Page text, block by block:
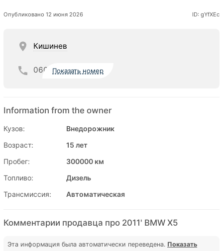
Опубликовано 12 июня 2026 ID: gYfXEc
Кишинев
060 Показать номер
Information from the owner
Кузов:
Внедорожник
Возраст:
15 лет
Пробег:
300000 км
Топливо:
Дизель
Трансмиссия:
Автоматическая
Комментарии продавца про 2011' BMW X5
Эта информация была автоматически переведена. Показать